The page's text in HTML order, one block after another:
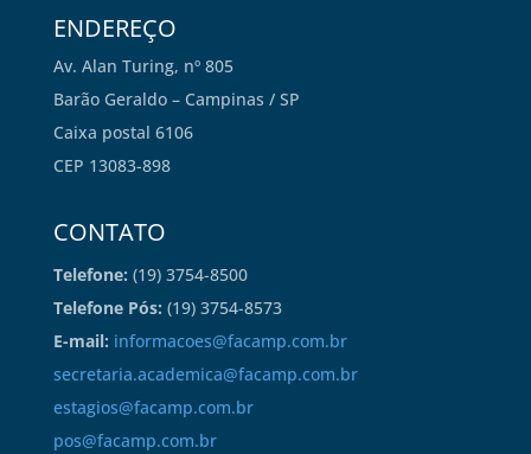
ENDEREÇO
Av. Alan Turing, nº 805
Barão Geraldo – Campinas / SP
Caixa postal 6106
CEP 13083-898
CONTATO
Telefone: (19) 3754-8500
Telefone Pós: (19) 3754-8573
E-mail: informacoes@facamp.com.br
secretaria.academica@facamp.com.br
estagios@facamp.com.br
pos@facamp.com.br